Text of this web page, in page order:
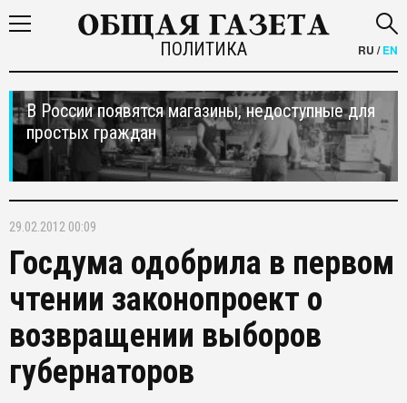
ПОЛИТИКА RU /EN
В России появятся магазины, недоступные для
простых граждан
29.02.2012 00:09
Госдума одобрила в первом
чтении законопроект о
возвращении выборов
губернаторов